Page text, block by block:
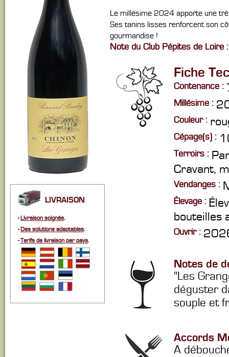
LIVRAISON
-Livraison soignée.
-Des solutions adaptables.
-Tarifs de livraison par pays.
Le millésime 2024 apporte une
Ses tanins lisses renforcent son
gourmandise !
Note du Club Pépites de Loire :
Fiche
Contenance :
Millésime :
Couleur :
Cépage(s) :
Terroirs :
Cravant,
Vendanges :
Élevage :
bouteilles
Ouvrir :
Notes de
"Les
déguster
souple et
Accords
A